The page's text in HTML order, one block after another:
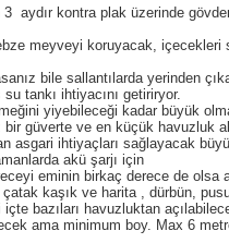
kontra plak üzerinde
meyveyi koruyacak, içecekleri
bile sallantılarda yerinden
tankı ihtiyacını getiriryor.
yiyebileceği kadar büyük
güverte ve en küçük havuzluk
ihtiyaçları sağlayacak
akü şarjı için
eminin birkaç derece de olsa
kaşık ve harita , dürbün,
bazıları havuzluktan
ama minimum boy. Max 6